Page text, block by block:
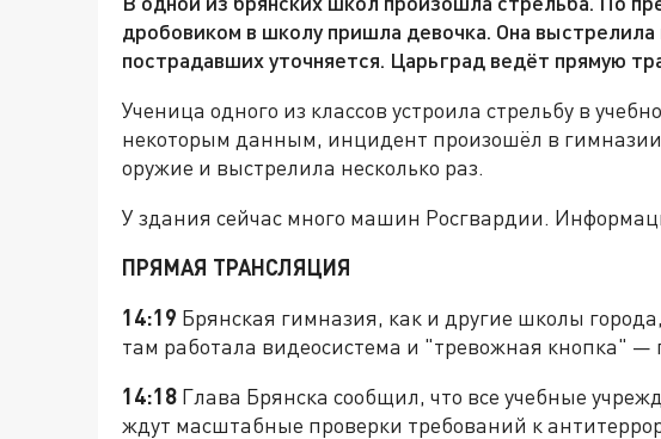
дробовиком в школу пришла девочка. Она
пострадавших уточняется. Царьград ведёт прямую
Ученица одного из классов устроила стрельбу в
некоторым данным, инцидент произошёл в
оружие и выстрелила несколько раз.
У здания сейчас много машин Росгвардии.
ПРЯМАЯ ТРАНСЛЯЦИЯ
14:19 Брянская гимназия, как и другие школы
там работала видеосистема и "тревожная кнопка" —
14:18 Глава Брянска сообщил, что все учебные
ждут масштабные проверки требований к